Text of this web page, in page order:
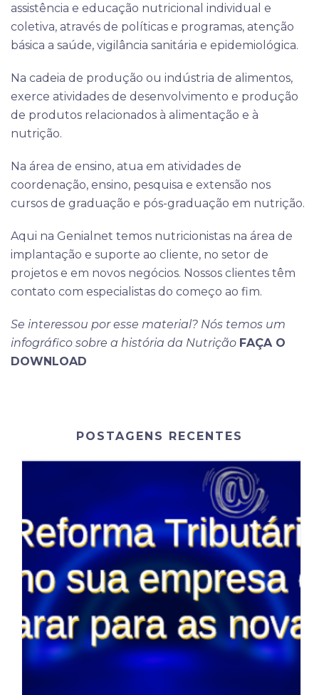
assistência e educação nutricional individual e
coletiva, através de políticas e programas, atenção
básica a saúde, vigilância sanitária e epidemiológica.
Na cadeia de produção ou indústria de alimentos,
exerce atividades de desenvolvimento e produção
de produtos relacionados à alimentação e à
nutrição.
Na área de ensino, atua em atividades de
coordenação, ensino, pesquisa e extensão nos
cursos de graduação e pós-graduação em nutrição.
Aqui na Genialnet temos nutricionistas na área de
implantação e suporte ao cliente, no setor de
projetos e em novos negócios. Nossos clientes têm
contato com especialistas do começo ao fim.
Se interessou por esse material? Nós temos um
infográfico sobre a história da Nutrição FAÇA O
DOWNLOAD
POSTAGENS RECENTES